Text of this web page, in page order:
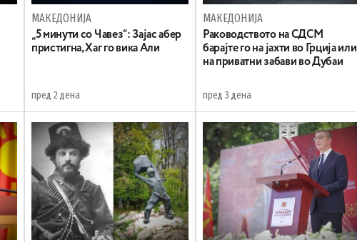
МАКЕДОНИЈА
„5 минути со Чавез“: Зајас абер
пристигна, Хаг го вика Али
пред 2 дена
МАКЕДОНИЈА
Раководството на СДСМ
барајте го на јахти во Грција или
на приватни забави во Дубаи
пред 3 дена